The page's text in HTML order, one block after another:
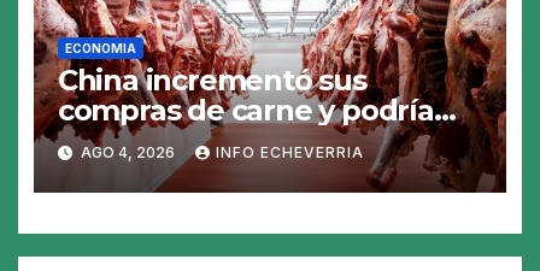
ECONOMIA
China incrementó sus
compras de carne y podría
abrirse una oportunidad para
la Argentina
AGO 4, 2026 INFO ECHEVERRIA